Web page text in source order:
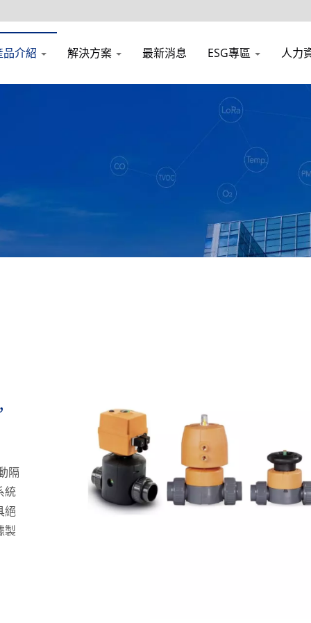
品介紹 解決方案 最新消息 ESG專區 人力
隔
統
絕
製